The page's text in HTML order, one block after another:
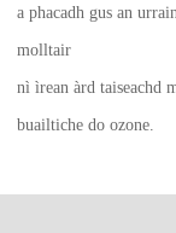
a phacadh gus an
molltair
nì ìrean àrd taiseachd
buailtiche do ozone.